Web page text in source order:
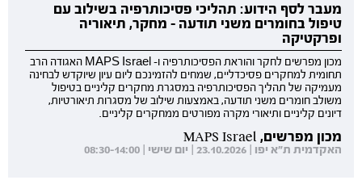
מעבר לסף הידוע: תהליכי פסיכותרפיה בשילוב עם
טיפול בחומרים משני תודעה - מחקר, תיאוריה
ופרקטיקה
מכון מפרשים לחקר והוראת הפסיכותרפיה ו- MAPS Israel האגודה הרב
תחומית למחקרים פסיכדליים, שמחים להזמינכם ליום עיון שיוקדש לבחינה
מעמיקה של תהליך הפסיכותרפיה במסגרת מחקרים קליניים בטיפול
משולב חומרים משני תודעה, באמצעות שילוב של מסגרות תיאורטיות,
דיונים קליניים ותיאורי מקרה מפורטים ממחקרים קליניים.
מכון מפרשים, MAPS Israel
האקדמית ת"א יפו | 23.10.2026 | יום שישי | 08:30-14:00